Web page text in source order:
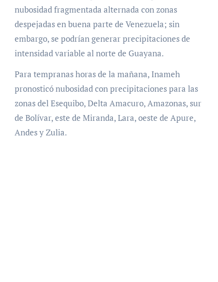
nubosidad fragmentada alternada con zonas
despejadas en buena parte de Venezuela; sin
embargo, se podrían generar precipitaciones de
intensidad variable al norte de Guayana.
Para tempranas horas de la mañana, Inameh
pronosticó nubosidad con precipitaciones para las
zonas del Esequibo, Delta Amacuro, Amazonas, sur
de Bolívar, este de Miranda, Lara, oeste de Apure,
Andes y Zulia.